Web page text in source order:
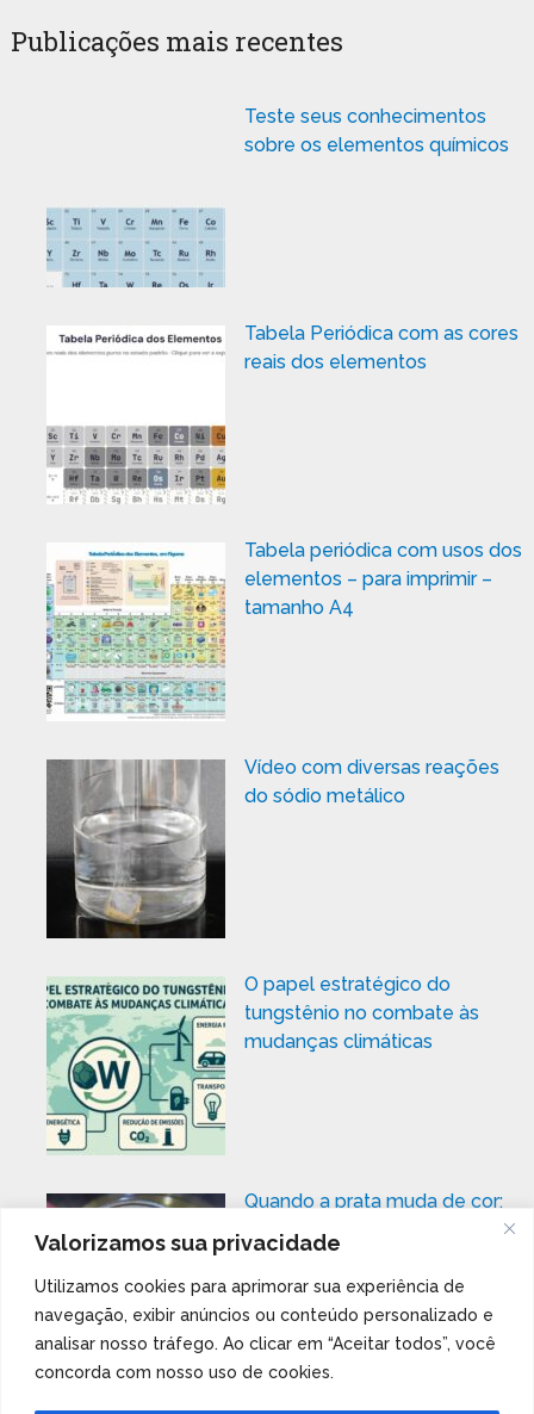
Valorizamos sua privacidade
Utilizamos cookies para aprimorar sua experiência de
navegação, exibir anúncios ou conteúdo personalizado e
analisar nosso tráfego. Ao clicar em “Aceitar todos”, você
concorda com nosso uso de cookies.
Publicações mais recentes
Teste seus conhecimentos
sobre os elementos químicos
Tabela Periódica com as cores
reais dos elementos
Tabela periódica com usos dos
elementos – para imprimir –
tamanho A4
Vídeo com diversas reações
do sódio metálico
O papel estratégico do
tungstênio no combate às
mudanças climáticas
Quando a prata muda de cor:
Um experimento com corrente
elétrica